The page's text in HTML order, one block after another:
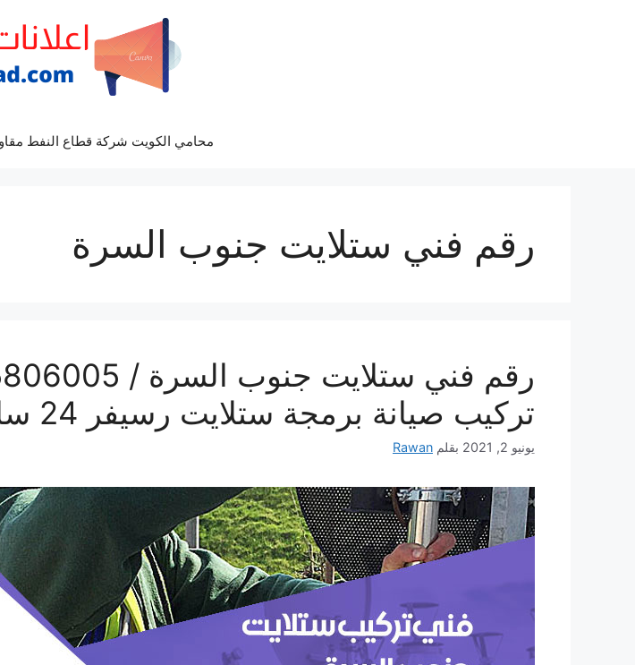
محامي الكويت شركة قطاع النفط
رقم فني ستلايت جنوب السرة
تركيب صيانة برمجة ستلايت رسيفر 24 ساعة
يونيو 2, 2021 بقلم Rawan